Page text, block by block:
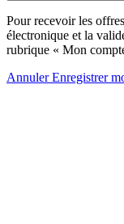
Pour recevoir les
électronique et la
rubrique « Mon
AnnulerEnregistrer